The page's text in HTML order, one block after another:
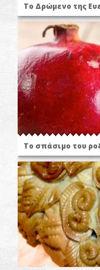
Το Δρώμενο της
Το σπάσιμο του